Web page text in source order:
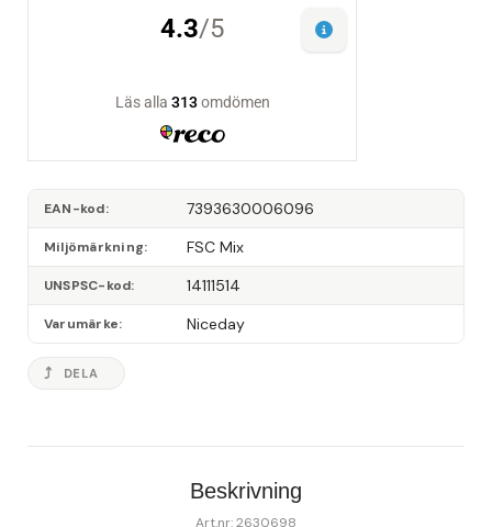
EAN-kod 7393630006096
Miljömärkning FSC Mix
UNSPSC-kod 14111514
Varumärke Niceday
DELA
Beskrivning
Art.nr: 2630698